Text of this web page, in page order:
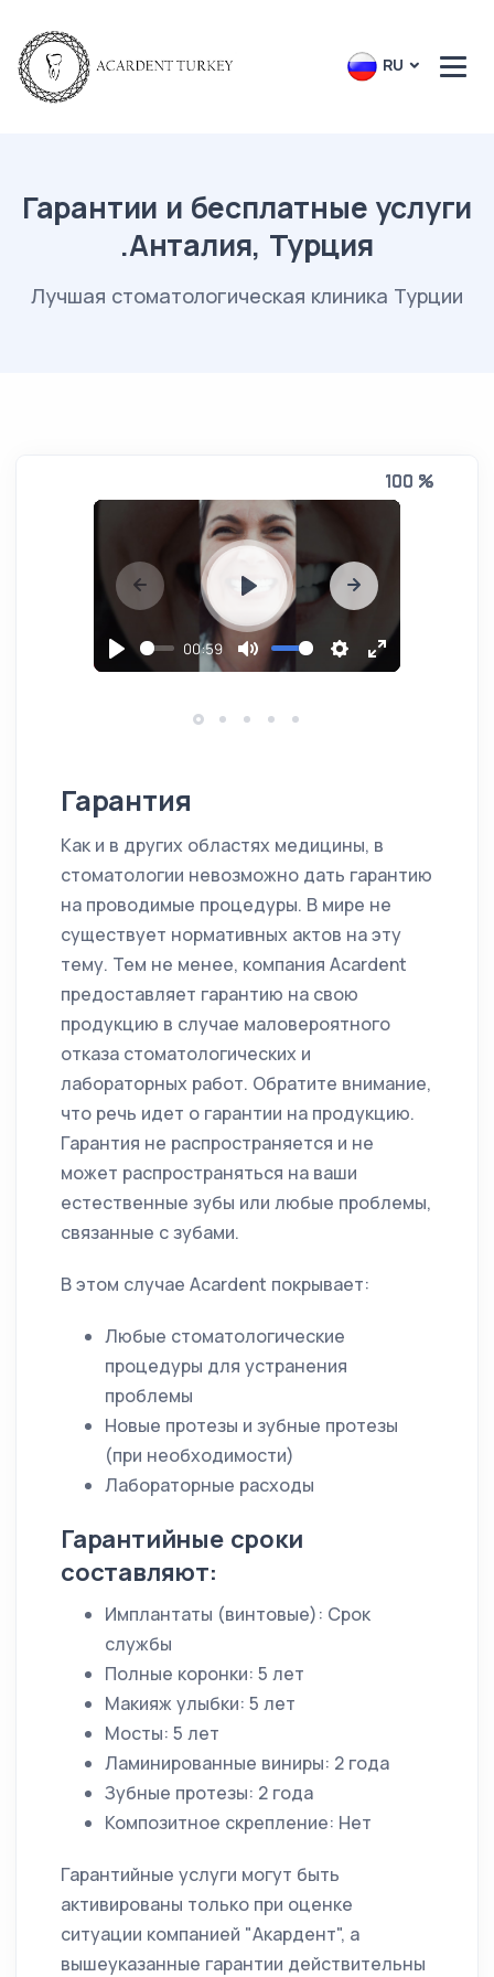
RU
Гарантии и бесплатные услуги
.Анталия, Турция
Лучшая стоматологическая клиника Турции
P
00:59
M
S
g
s
E
u
l
l
s
c
e
n
l
a
Гарантия
Как и в других областях медицины, в
стоматологии невозможно дать гарантию
на проводимые процедуры. В мире не
существует нормативных актов на эту
тему. Тем не менее, компания Acardent
предоставляет гарантию на свою
продукцию в случае маловероятного
отказа стоматологических и
лабораторных работ. Обратите внимание,
что речь идет о гарантии на продукцию.
Гарантия не распространяется и не
может распространяться на ваши
естественные зубы или любые проблемы,
связанные с зубами.
В этом случае Acardent покрывает:
Любые стоматологические
процедуры для устранения
проблемы
Новые протезы и зубные протезы
(при необходимости)
Лабораторные расходы
Гарантийные сроки
составляют:
Имплантаты (винтовые): Срок
службы
Полные коронки: 5 лет
Макияж улыбки: 5 лет
Мосты: 5 лет
Ламинированные виниры: 2 года
Зубные протезы: 2 года
Композитное скрепление: Нет
Гарантийные услуги могут быть
активированы только при оценке
ситуации компанией "Акардент", а
вышеуказанные гарантии действительны
100 %
100 %
100 %
100 %
100 %
100 %
100 %
100 %